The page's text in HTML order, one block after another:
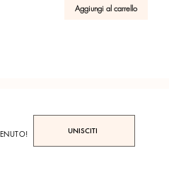
Aggiungi al carrello
UNISCITI